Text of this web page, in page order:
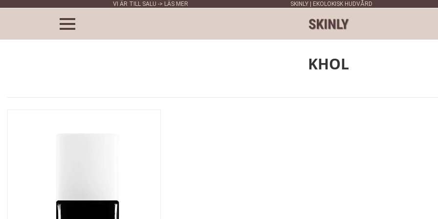
VI ÄR TILL SALU -> LÄS MER SKINLY | EKOLOKISK HUDVÅRD
KHOL